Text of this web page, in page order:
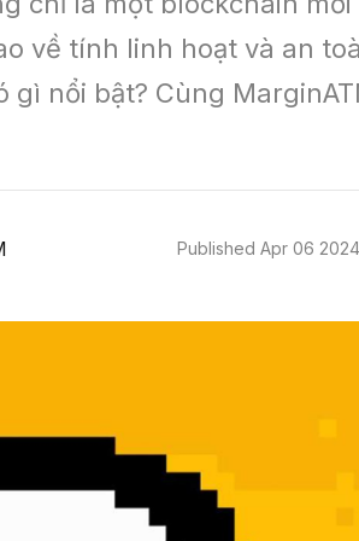
về tính linh hoạt và an
gì nổi bật? Cùng
Published Apr 06 2024